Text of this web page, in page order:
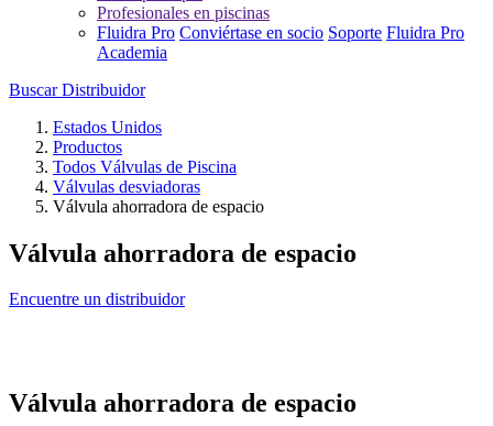
Profesionales en piscinas
Fluidra Pro Conviértase en socio Soporte Fluidra Pro
Academia
Buscar Distribuidor
Estados Unidos
Productos
Todos Válvulas de Piscina
Válvulas desviadoras
Válvula ahorradora de espacio
Válvula ahorradora de espacio
Encuentre un distribuidor
Válvula ahorradora de espacio